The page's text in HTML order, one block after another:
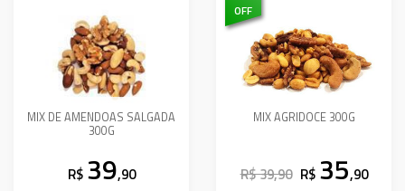
MIX DE AMENDOAS SALGADA
300G
R$ 39,90
OFF
MIX AGRIDOCE 300G
R$ 39,90 R$ 35,90